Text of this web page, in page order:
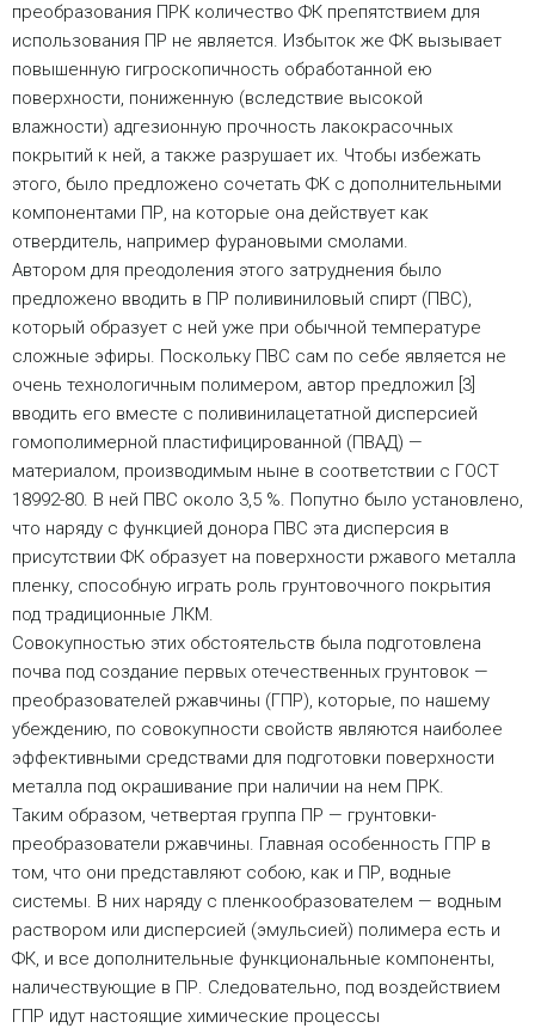
преобразования ПРК количество ФК препятствием для
использования ПР не является. Избыток же ФК вызывает
повышенную гигроскопичность обработанной ею
поверхности, пониженную (вследствие высокой
влажности) адгезионную прочность лакокрасочных
покрытий к ней, а также разрушает их. Чтобы избежать
этого, было предложено сочетать ФК с дополнительными
компонентами ПР, на которые она действует как
отвердитель, например фурановыми смолами.
Автором для преодоления этого затруднения было
предложено вводить в ПР поливиниловый спирт (ПВС),
который образует с ней уже при обычной температуре
сложные эфиры. Поскольку ПВС сам по себе является не
очень технологичным полимером, автор предложил [3]
вводить его вместе с поливинилацетатной дисперсией
гомополимерной пластифицированной (ПВАД) —
материалом, производимым ныне в соответствии с ГОСТ
18992-80. В ней ПВС около 3,5 %. Попутно было установлено,
что наряду с функцией донора ПВС эта дисперсия в
присутствии ФК образует на поверхности ржавого металла
пленку, способную играть роль грунтовочного покрытия
под традиционные ЛКМ.
Совокупностью этих обстоятельств была подготовлена
почва под создание первых отечественных грунтовок —
преобразователей ржавчины (ГПР), которые, по нашему
убеждению, по совокупности свойств являются наиболее
эффективными средствами для подготовки поверхности
металла под окрашивание при наличии на нем ПРК.
Таким образом, четвертая группа ПР — грунтовки-
преобразователи ржавчины. Главная особенность ГПР в
том, что они представляют собою, как и ПР, водные
системы. В них наряду с пленкообразователем — водным
раствором или дисперсией (эмульсией) полимера есть и
ФК, и все дополнительные функциональные компоненты,
наличествующие в ПР. Следовательно, под воздействием
ГПР идут настоящие химические процессы